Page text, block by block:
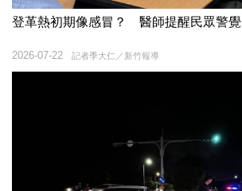
登革熱初期像感冒？ 醫師提醒民眾警覺
記者季大仁／新竹報導
2026-07-22